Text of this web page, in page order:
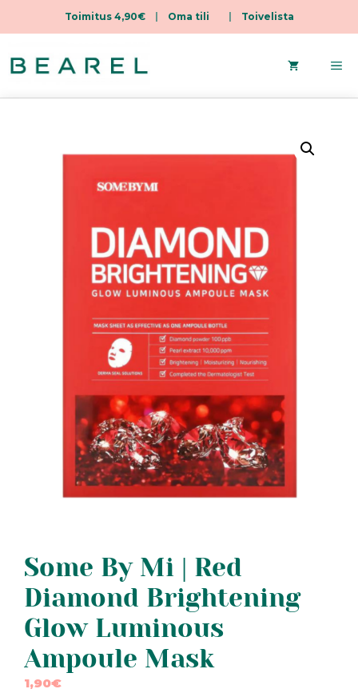
Toimitus 4,90€| Oma tili Toivelista
sisältöön
Some By Mi | Red
Diamond Brightening
Glow Luminous
Ampoule Mask
1,90€